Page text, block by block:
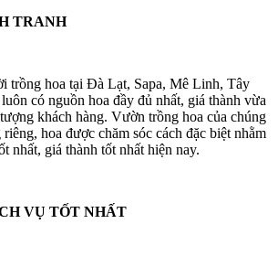
TRANH
trồng hoa tại Đà Lạt, Sapa, Mê Linh, Tây
có nguồn hoa đầy đủ nhất, giá thành vừa
khách hàng. Vườn trồng hoa của chúng
hoa được chăm sóc cách đặc biệt nhằm
nhất, giá thành tốt nhất hiện nay.
VỤ TỐT NHẤT